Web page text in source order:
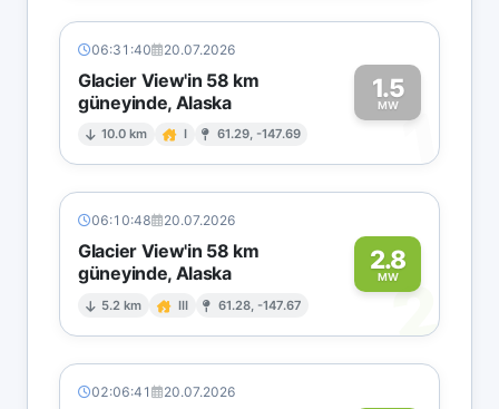
06:31:40 20.07.2026
Glacier View'in 58 km
güneyinde, Alaska
10.0 km I 61.29, -147.69
1.5
MW1
06:10:48 20.07.2026
Glacier View'in 58 km
güneyinde, Alaska
5.2 km III 61.28, -147.67
2.8
MW2
02:06:41 20.07.2026